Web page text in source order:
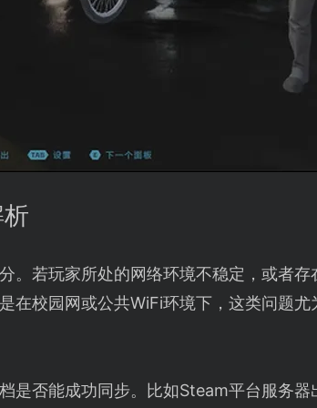
。若玩家所处的网络环境不稳定，或者
在校园网或公共WiFi环境下，这类问题
是否能成功同步。比如Steam平台服务